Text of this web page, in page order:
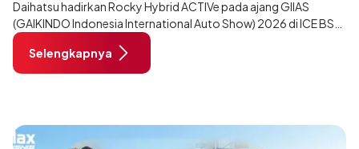
Daihatsu hadirkan Rocky Hybrid ACTIVe pada ajang GIIAS
(GAIKINDO Indonesia International Auto Show) 2026 di ICE BSD
City, Tangerang. Terdapat 2 unit Rocky Hybrid yang
dimodifikasi untuk menghadirkan sarana inspirasi bagi
pengunjung mendukung gaya hidup yang aktif.
Selengkapnya